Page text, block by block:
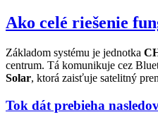
Ako celé riešenie
Základom systému je jednotka
centrum. Tá komunikuje cez
Solar, ktorá zaisťuje satelitný
Tok dát prebieha